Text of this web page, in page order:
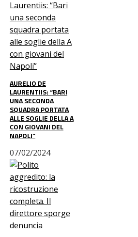
AURELIO DE
LAURENTIIS: “BARI
UNA SECONDA
SQUADRA PORTATA
ALLE SOGLIE DELLA A
CON GIOVANI DEL
NAPOLI”
07/02/2024